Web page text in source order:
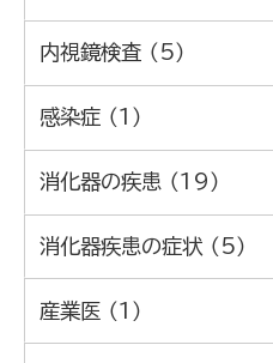
内視鏡検査 （5）
感染症 （1）
消化器の疾患 （19）
消化器疾患の症状 （5）
産業医 （1）